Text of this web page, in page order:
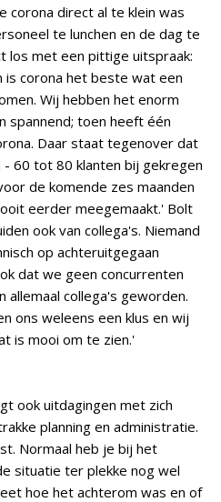
corona direct al te klein was
te lunchen en de dag te
los met een pittige uitspraak:
is corona het beste wat een
Wij hebben het enorm
spannend; toen heeft één
Daar staat tegenover dat
60 tot 80 klanten bij gekregen
de komende zes maanden
eerder meegemaakt.' Bolt
ook van collega's. Niemand
op achteruitgegaan
dat we geen concurrenten
allemaal collega's geworden.
ons weleens een klus en wij
is mooi om te zien.'
ook uitdagingen met zich
planning en administratie.
Normaal heb je bij het
situatie ter plekke nog wel
hoe het achterom was en of